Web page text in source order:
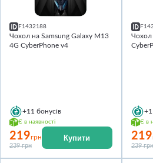
F1432188
Чохол на Samsung Galaxy M13
4G CyberPhone v4
+11 бонусів
Є в наявності
219грн
239 грн
Купити
Чохол
Є в
219
239 грн